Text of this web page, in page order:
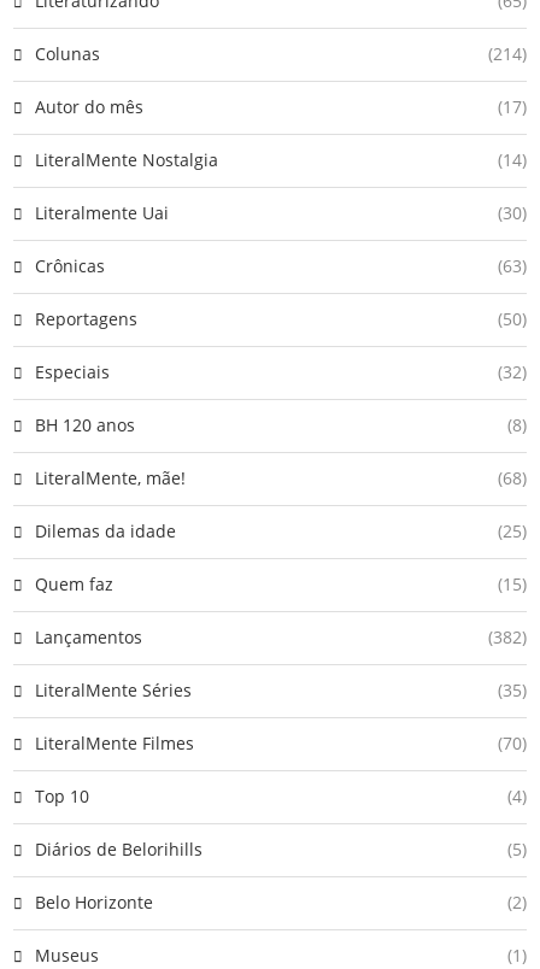
Colunas (214)
Autor do mês (17)
LiteralMente Nostalgia (14)
Literalmente Uai (30)
Crônicas (63)
Reportagens (50)
Especiais (32)
BH 120 anos (8)
LiteralMente, mãe! (68)
Dilemas da idade (25)
Quem faz (15)
Lançamentos (382)
LiteralMente Séries (35)
LiteralMente Filmes (70)
Top 10 (4)
Diários de Belorihills (5)
Belo Horizonte (2)
Museus (1)